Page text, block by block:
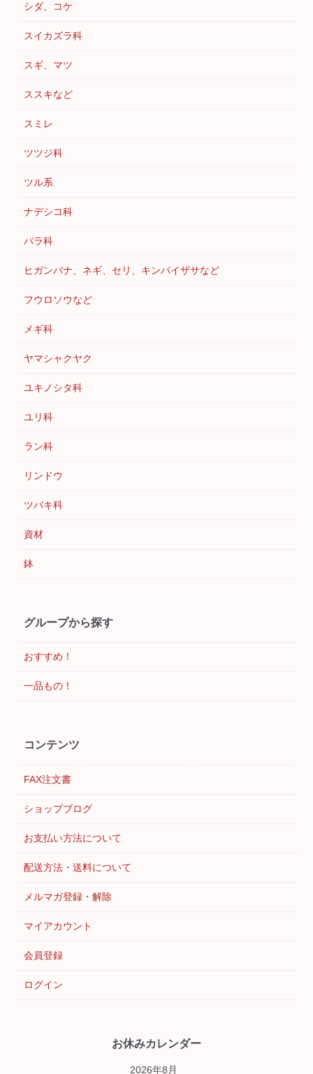
シダ、コケ
スイカズラ科
スギ、マツ
ススキなど
スミレ
ツツジ科
ツル系
ナデシコ科
バラ科
ヒガンバナ、ネギ、セリ、キンバイザサなど
フウロソウなど
メギ科
ヤマシャクヤク
ユキノシタ科
ユリ科
ラン科
リンドウ
ツバキ科
資材
鉢
グループから探す
おすすめ！
一品もの！
コンテンツ
FAX注文書
ショップブログ
お支払い方法について
配送方法・送料について
メルマガ登録・解除
マイアカウント
会員登録
ログイン
お休みカレンダー
2026年8月